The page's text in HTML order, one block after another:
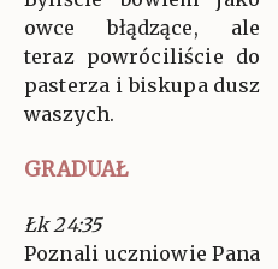
owce błądzące, ale
teraz powróciliście do
pasterza i biskupa dusz
waszych.
GRADUAŁ
Łk 24:35
Poznali uczniowie Pana